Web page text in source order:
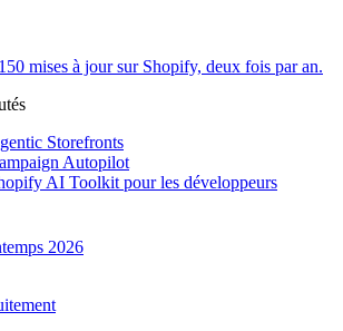
mises à jour sur Shopify, deux fois par an.
Storefronts
Autopilot
AI Toolkit pour les développeurs
2026